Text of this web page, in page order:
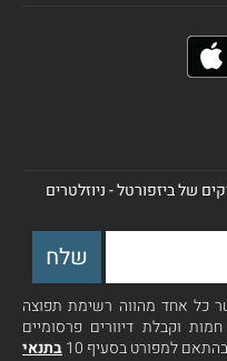
של ביזפורטל - ניוזלטרים
כל אחד מהווה רשימת תפוצה
וקבלת דיוורים פרסומיים
למפורט בסעיף 10
בתנאי